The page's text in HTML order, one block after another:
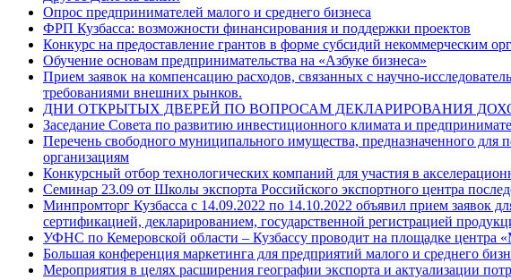
Опрос предпринимателей малого и среднего бизнеса
ФРП Кузбасса: возможности финансирования и поддержки проектов
Конкурс на предоставление грантов в форме субсидий некоммерческим
Обучение основам предпринимательства на «Азбуке бизнеса»
Прием заявок на компенсацию расходов, связанных с научно-
требованиями внешних рынков.
ДНИ ОТКРЫТЫХ ДВЕРЕЙ ПО ВОПРОСАМ ДЕКЛАРИРОВАНИЯ
Заседание Совета по развитию инвестиционного климата и
Перечень свободного муниципального имущества, предназначенного для
организациям
Конкурсный отбор технологических компаний для участия в
Семинар 23.09 от Школы экспорта Российского экспортного центра
Минпромторг Кузбасса с 14.09.2022 по 14.10.2022 объявил прием заявок
сертификацией, декларированием, государственной регистрацией
УФНС по Кемеровской области – Кузбассу проводит на площадке центра
Большая конференция маркетинга для предприятий малого и среднего
Мероприятия в целях расширения географии экспорта и актуализации